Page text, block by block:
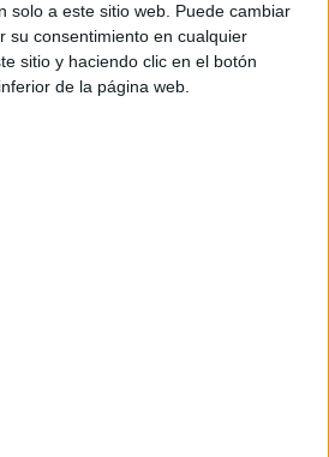
solo a este sitio web. Puede cambiar
su consentimiento en cualquier
sitio y haciendo clic en el botón
de la página web.
temprana es básica
del niño ya que
capacidades físicas,